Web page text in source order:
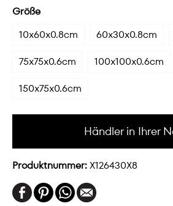
Größe
10x60x0.8cm
60x30x0.8cm
75x75x0.6cm
100x100x0.6cm
150x75x0.6cm
Händler in Ihrer
Produktnummer:X126430X8